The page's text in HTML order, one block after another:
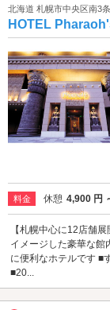
北海道 札幌市中央区南3
HOTEL
料金 休憩 4,900 円
【札幌中心に12店舗
イメージした豪華な館
に便利なホテルです ■
■20...